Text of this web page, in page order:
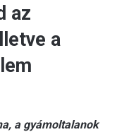
az
a
a gyámoltalanok